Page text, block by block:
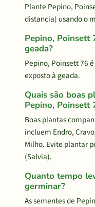
Plante Pepino,
distancia) usando o
Pepino, Poinsett
geada?
Pepino, Poinsett 76
exposto à geada.
Quais são boas
Pepino, Poinsett
Boas plantas
incluem Endro,
Milho. Evite plantar
(Salvia).
Quanto tempo
germinar?
As sementes de